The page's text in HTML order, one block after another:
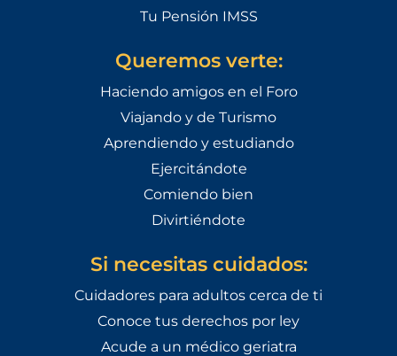
Tu Pensión IMSS
Queremos verte:
Haciendo amigos en el Foro
Viajando y de Turismo
Aprendiendo y estudiando
Ejercitándote
Comiendo bien
Divirtiéndote
Si necesitas cuidados:
Cuidadores para adultos cerca de ti
Conoce tus derechos por ley
Acude a un médico geriatra